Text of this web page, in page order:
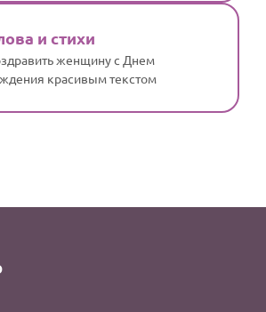
и стихи
женщину с Днем
красивым текстом